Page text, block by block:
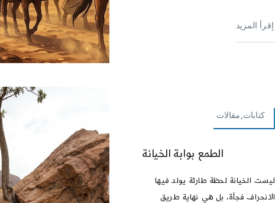
إقرأ المزيد
كتابات,مقالات
الطمع بوابة الخيانة
ليست الخيانة لحظة طارئة يولد فيها
الانحراف فجأة، بل هي نهاية طريق